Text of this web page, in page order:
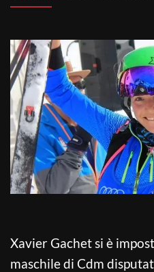
Xavier Gachet si è
maschile di Cdm